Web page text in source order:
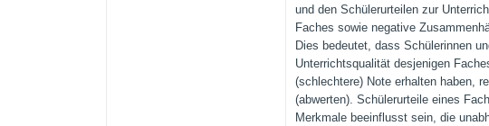
und den Schülerurteilen zur
Faches sowie negative
Dies bedeutet, dass Schülerinnen
Unterrichtsqualität desjenigen
(schlechtere) Note erhalten haben,
(abwerten). Schülerurteile eines
Merkmale beeinflusst sein, die